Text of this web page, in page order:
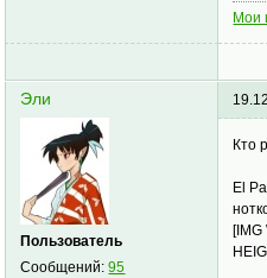
Мои
Эли
Пользователь
Сообщений:95
Кто
El
[IMG